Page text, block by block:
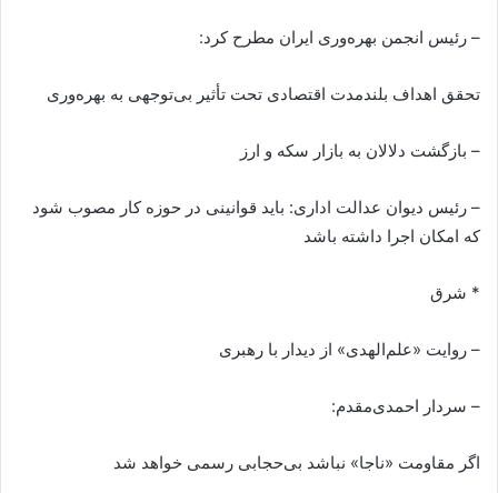
– رئیس انجمن بهره‌وری ایران مطرح کرد:
تحقق اهداف بلندمدت اقتصادی تحت تأثیر بی‌توجهی به بهره‌وری
– بازگشت دلالان به بازار سکه و ارز
– رئیس دیوان عدالت اداری: باید قوانینی در حوزه کار مصوب شود
که امکان اجرا داشته باشد
* شرق
– روایت «علم‌الهدی» از دیدار با رهبری
– سردار احمدی‌مقدم:
اگر مقاومت «ناجا» نباشد بی‌حجابی رسمی خواهد شد